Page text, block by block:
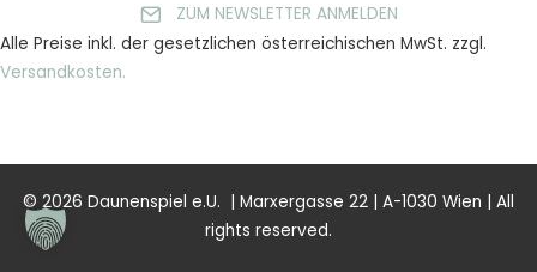
ZUM NEWSLETTER ANMELDEN
Alle Preise inkl. der gesetzlichen österreichischen MwSt. zzgl.
Versandkosten.
© 2026 Daunenspiel e.U. | Marxergasse 22 | A-1030 Wien | All
rights reserved.